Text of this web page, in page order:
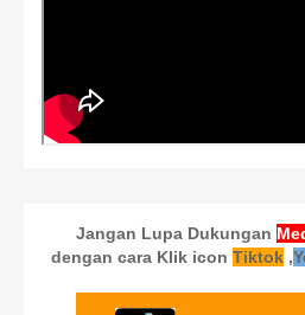
Jangan Lupa Dukungan
dengan cara Klik icon Tiktok,